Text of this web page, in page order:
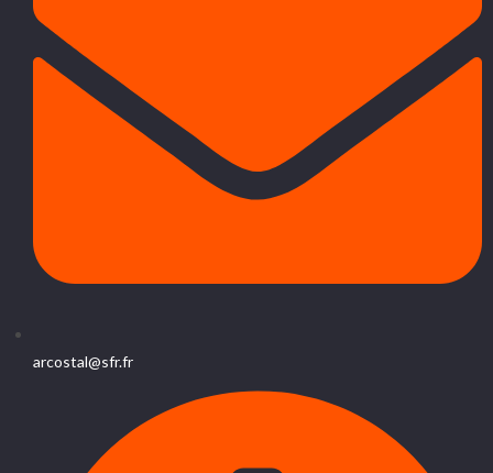
arcostal@sfr.fr